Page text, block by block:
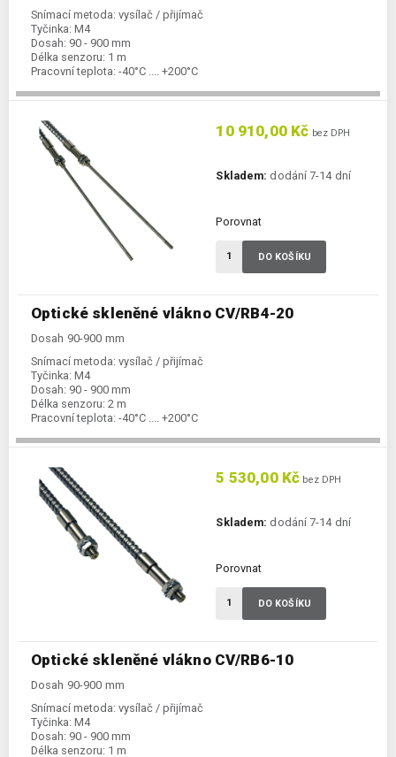
Snímací metoda: vysílač / přijímač
Tyčinka: M4
Dosah: 90 - 900 mm
Délka senzoru: 1 m
Pracovní teplota: -40°C .... +200°C
Optické skleněné vlákno CV/RB4-20
Dosah 90-900 mm
Snímací metoda: vysílač / přijímač
Tyčinka: M4
Dosah: 90 - 900 mm
Délka senzoru: 2 m
Pracovní teplota: -40°C .... +200°C
10 910,00 Kč bez DPH
Skladem: dodání 7-14 dní
Porovnat
DO KOŠÍKU
Optické skleněné vlákno CV/RB6-10
Dosah 90-900 mm
Snímací metoda: vysílač / přijímač
Tyčinka: M4
Dosah: 90 - 900 mm
Délka senzoru: 1 m
5 530,00 Kč bez DPH
Skladem: dodání 7-14 dní
Porovnat
DO KOŠÍKU